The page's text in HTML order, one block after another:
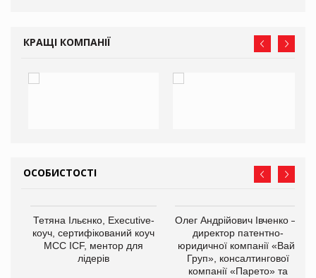
КРАЩІ КОМПАНІЇ
ОСОБИСТОСТІ
Тетяна Ільєнко, Executive-
коуч, сертифікований коуч
МСС ICF, ментор для
лідерів
Олег Андрійович Івченко —
директор патентно-
юридичної компанії «Вайз
Груп», консалтингової
компанії «Парето» та